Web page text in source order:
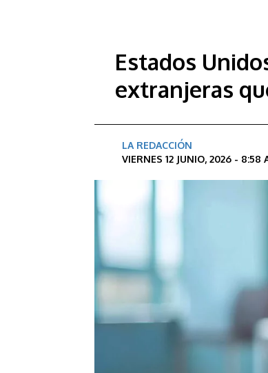
Estados
extranjeras
LA REDACCIÓN
VIERNES 12 JUNIO, 2026 - 8:58